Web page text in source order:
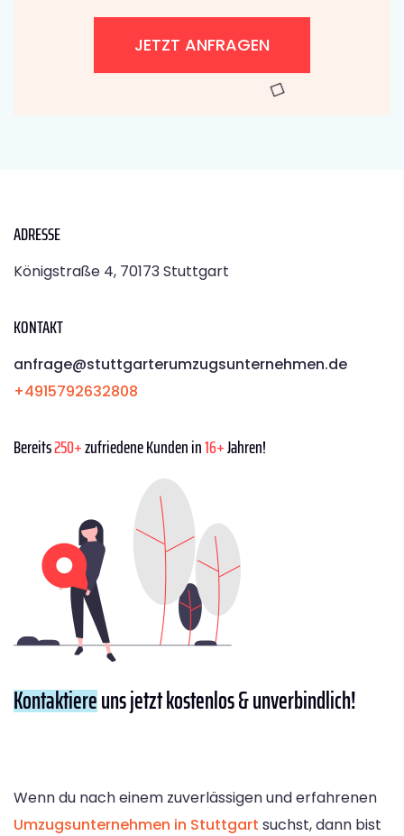
JETZT ANFRAGEN
ADRESSE
Königstraße 4, 70173 Stuttgart
KONTAKT
anfrage@stuttgarterumzugsunternehmen.de
+4915792632808
Bereits250+zufriedene Kunden in16+Jahren!
Kontaktiereuns jetzt kostenlos & unverbindlich!
Wenn du nach einem zuverlässigen und erfahrenen
Umzugsunternehmen in Stuttgart suchst, dann bist